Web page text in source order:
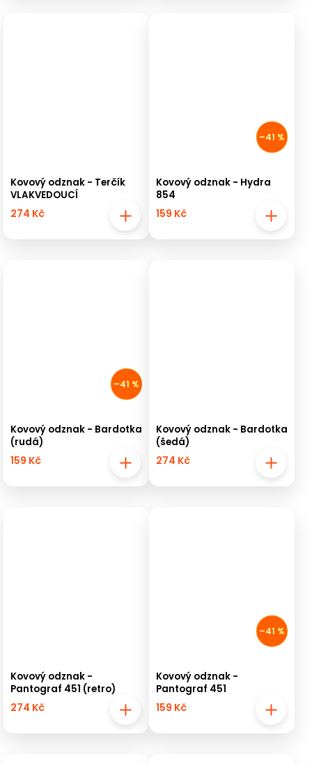
Kovový odznak - Terčík
VLAKVEDOUCÍ
274 Kč
–41 %
Kovový odznak - Hydra
854
159 Kč
–41 %
Kovový odznak - Bardotka
(rudá)
159 Kč
Kovový odznak - Bardotka
(šedá)
274 Kč
Kovový odznak -
Pantograf 451 (retro)
274 Kč
–41 %
Kovový odznak -
Pantograf 451
159 Kč